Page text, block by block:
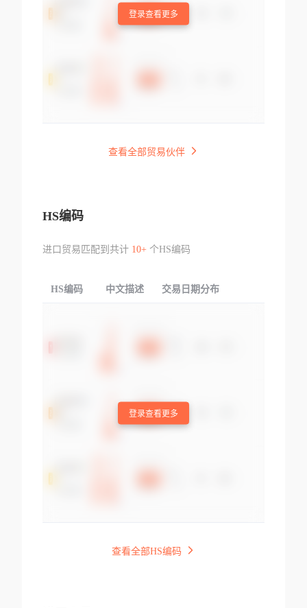
登录查看更多
查看全部贸易伙伴
HS编码
进口贸易匹配到共计 10+个HS编码
HS编码 中文描述 交易日期分布
登录查看更多
查看全部HS编码